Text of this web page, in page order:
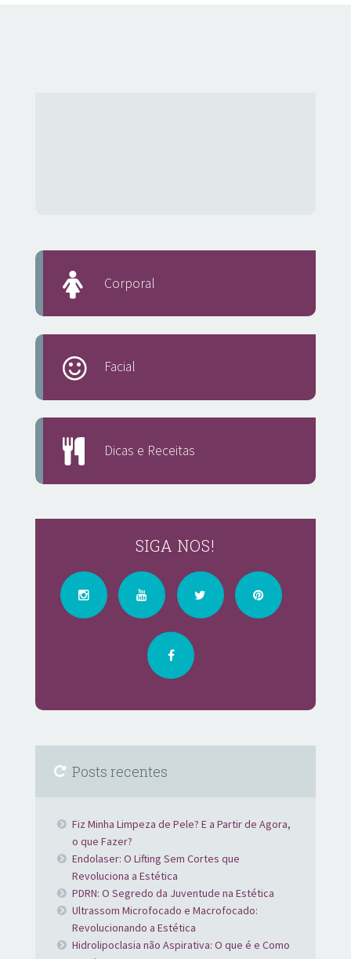
Corporal
Facial
Dicas e Receitas
SIGA NOS!
Posts recentes
Fiz Minha Limpeza de Pele? E a Partir de Agora,
o que Fazer?
Endolaser: O Lifting Sem Cortes que
Revoluciona a Estética
PDRN: O Segredo da Juventude na Estética
Ultrassom Microfocado e Macrofocado:
Revolucionando a Estética
Hidrolipoclasia não Aspirativa: O que é e Como